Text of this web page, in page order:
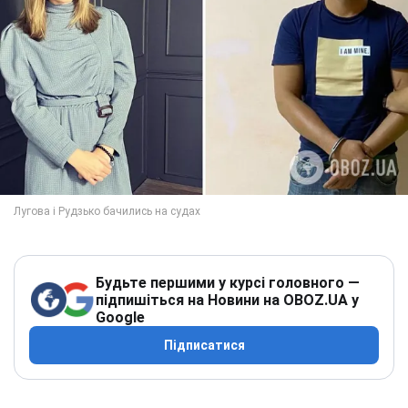
Будьте першими у курсі головного —
підпишіться на Новини на OBOZ.UA у
Google
Підписатися